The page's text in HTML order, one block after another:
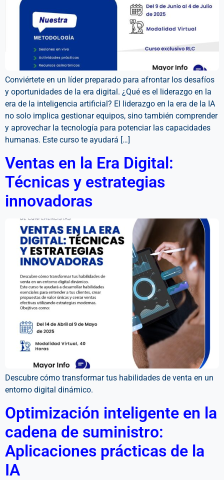
Conviértete en un líder preparado para afrontar los desafíos
y oportunidades de la era digital. ¿Qué es el liderazgo en la
era de la inteligencia artificial? El liderazgo en la era de la IA
no solo implica gestionar equipos, sino también comprender
y aprovechar la tecnología para potenciar las capacidades
humanas. Este curso te ayudará […]
Ventas en la Era Digital:
Técnicas y estrategias
innovadoras
Descubre cómo transformar tus habilidades de venta en un
entorno digital dinámico.
Optimización inteligente en la
cadena de suministro:
Aplicaciones prácticas de la
IA